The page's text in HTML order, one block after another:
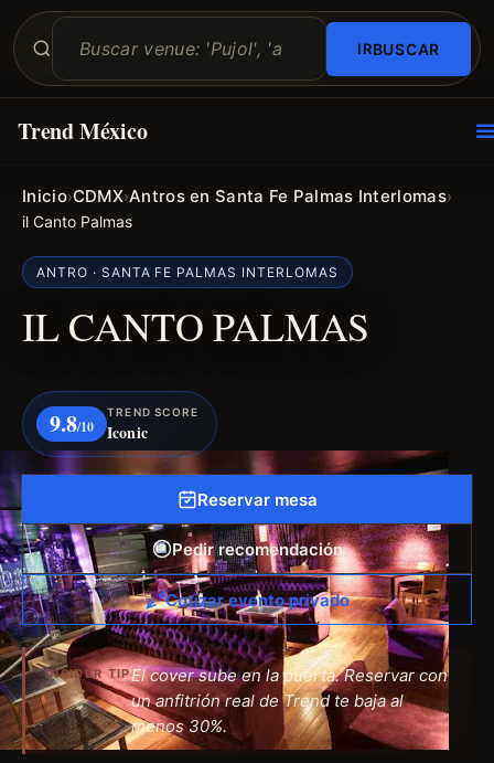
BUSCAR
Trend México
Inicio›CDMX›Antros en Santa Fe Palmas Interlomas›
il Canto Palmas
ANTRO · SANTA FE PALMAS INTERLOMAS
IL CANTO PALMAS
9.8/10
TREND SCORE
Iconic
Reservar mesa
Pedir recomendación
Cotizar evento privado
INSIDER TIPEl cover sube en la puerta. Reservar con
un anfitrión real de Trend te baja al
menos 30%.